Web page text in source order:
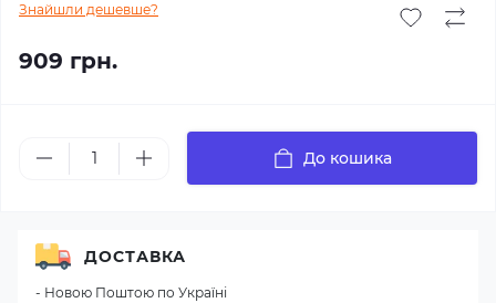
Знайшли дешевше?
909 грн.
До кошика
ДОСТАВКА
- Новою Поштою по Україні